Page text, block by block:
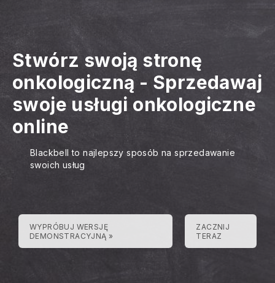
Stwórz swoją stronę
onkologiczną - Sprzedawaj
swoje usługi onkologiczne
online
Blackbell to najlepszy sposób na sprzedawanie
swoich usług
WYPRÓBUJ WERSJĘ
DEMONSTRACYJNĄ »
ZACZNIJ
TERAZ